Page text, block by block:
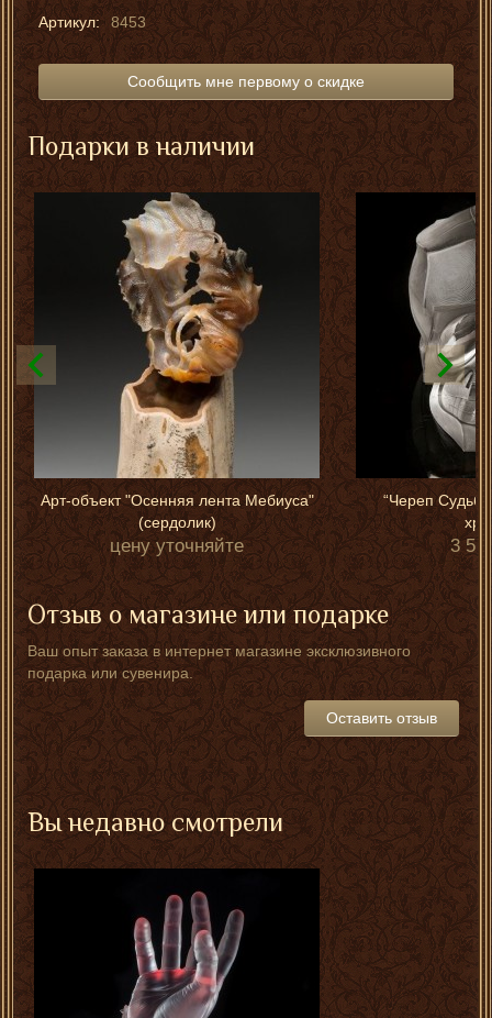
Артикул: 8453
Сообщить мне первому о скидке
Подарки в наличии
Арт-объект "Осенняя лента Мебиуса"
(сердолик)
цену уточняйте
“Череп
3
Отзыв о магазине или подарке
Ваш опыт заказа в интернет магазине эксклюзивного
подарка или сувенира.
Оставить отзыв
Вы недавно смотрели